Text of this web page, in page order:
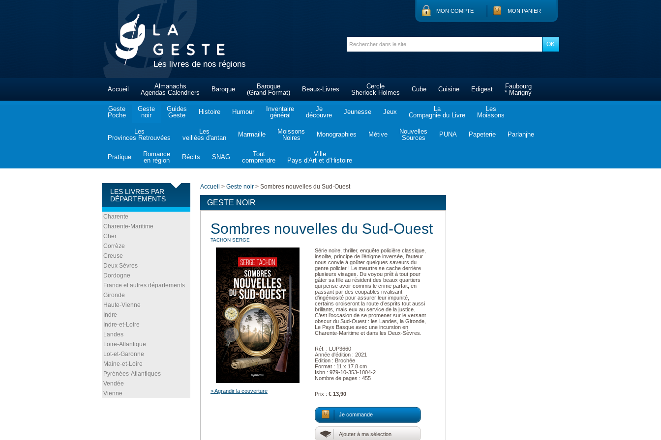
Les livres de nos régions
MON COMPTE MON PANIER
Accueil
Almanachs
Agendas Calendriers
Baroque
Baroque
(Grand Format)
Beaux-Livres
Cercle
Sherlock Holmes
Cube Cuisine Edigest
Faubourg
* Marigny
Geste
Poche
Geste
noir
Guides
Geste
Histoire Humour
Inventaire
général
Je
découvre
Jeunesse Jeux
La
Compagnie du Livre
Les
Moissons
Les
Provinces Retrouvées
Les
veillées d'antan
Marmaille
Moissons
Noires
Monographies Métive
Nouvelles
Sources
PUNA Papeterie Parlanjhe
Pratique
Romance
en région
Récits SNAG
Tout
comprendre
Ville
Pays d'Art et d'Histoire
LES LIVRES PAR
DÉPARTEMENTS
Charente
Charente-Maritime
Cher
Corrèze
Creuse
Deux Sèvres
Dordogne
France et autres départements
Gironde
Haute-Vienne
Indre
Indre-et-Loire
Landes
Loire-Atlantique
Lot-et-Garonne
Maine-et-Loire
Pyrénées-Atlantiques
Vendée
Vienne
Accueil > Geste noir > Sombres nouvelles du Sud-Ouest
GESTE NOIR
Sombres nouvelles du Sud-Ouest
TACHON SERGE
> Agrandir la couverture
Série noire, thriller, enquête policière classique,
insolite, principe de l’énigme inversée, l’auteur
nous convie à goûter quelques saveurs du
genre policier ! Le meurtre se cache derrière
plusieurs visages. Du voyou prêt à tout pour
gâter sa fille au résident des beaux quartiers
qui pense avoir commis le crime parfait, en
passant par des coupables rivalisant
d’ingéniosité pour assurer leur impunité,
certains croiseront la route d’esprits tout aussi
brillants, mais eux au service de la justice.
C’est l’occasion de se promener sur le versant
obscur du Sud-Ouest : les Landes, la Gironde,
Le Pays Basque avec une incursion en
Charente-Maritime et dans les Deux-Sèvres.
Réf. : LUP3660
Année d'édition : 2021
Edition : Brochée
Format : 11 x 17.8 cm
Isbn : 979-10-353-1004-2
Nombre de pages : 455
Prix : € 13,90
Je commande
Ajouter à ma sélection